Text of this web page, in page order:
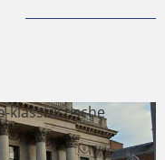
klassizistische